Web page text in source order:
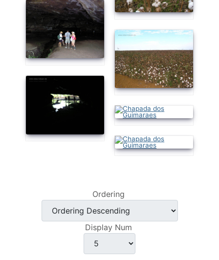
Ordering
Display Num